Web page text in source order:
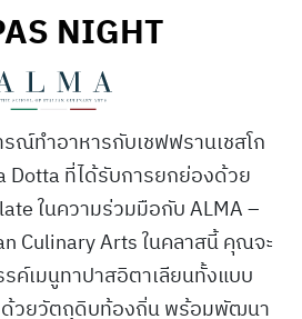
NIGHT
ณ์ทำอาหารกับเชฟฟรานเชสโก
Dotta ที่ได้รับการยกย่องด้วย
ในความร่วมมือกับ ALMA –
Culinary Arts ในคลาสนี้ คุณจะ
ค์เมนูทาปาสอิตาเลียนทั้งแบบ
ด้วยวัตถุดิบท้องถิ่น พร้อมพัฒนา